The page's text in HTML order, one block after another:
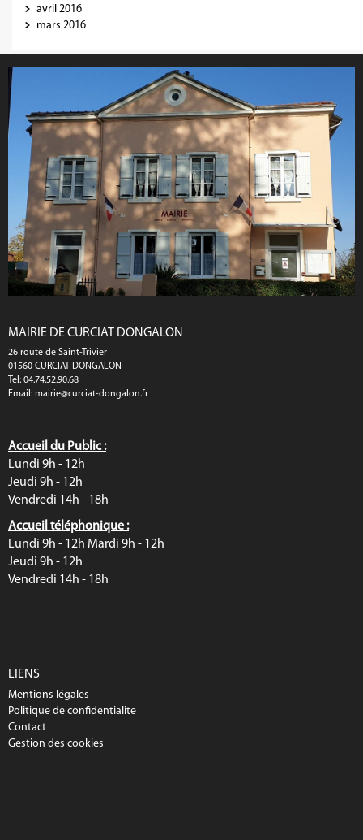
avril 2016
mars 2016
MAIRIE DE CURCIAT DONGALON
26 route de Saint-Trivier
01560 CURCIAT DONGALON
Tel: 04.74.52.90.68
Email: mairie@curciat-dongalon.fr
Accueil du Public :
Lundi 9h - 12h
Jeudi 9h - 12h
Vendredi 14h - 18h
Accueil téléphonique :
Lundi 9h - 12h Mardi 9h - 12h
Jeudi 9h - 12h
Vendredi 14h - 18h
LIENS
Mentions légales
Politique de confidentialite
Contact
Gestion des cookies